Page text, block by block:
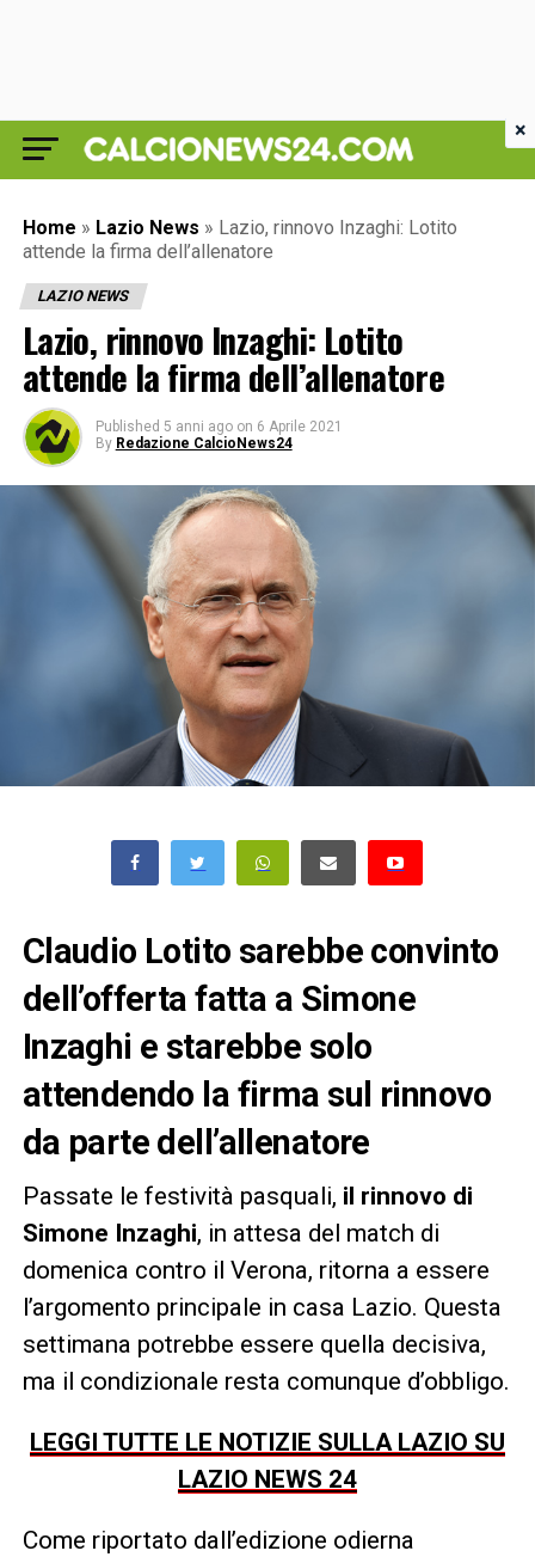
Home » Lazio News » Lazio, rinnovo Inzaghi: Lotito
attende la firma dell’allenatore
LAZIO NEWS
Lazio, rinnovo Inzaghi: Lotito
attende la firma dell’allenatore
Published 5 anni ago on 6 Aprile 2021
By Redazione CalcioNews24
Claudio Lotito sarebbe convinto
dell’offerta fatta a Simone
Inzaghi e starebbe solo
attendendo la firma sul rinnovo
da parte dell’allenatore
Passate le festività pasquali, il rinnovo di
Simone Inzaghi, in attesa del match di
domenica contro il Verona, ritorna a essere
l’argomento principale in casa Lazio. Questa
settimana potrebbe essere quella decisiva,
ma il condizionale resta comunque d’obbligo.
LEGGI TUTTE LE NOTIZIE SULLA LAZIO SU
LAZIO NEWS 24
Come riportato dall’edizione odierna
×